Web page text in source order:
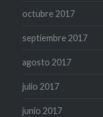
octubre 2017
septiembre 2017
agosto 2017
julio 2017
junio 2017